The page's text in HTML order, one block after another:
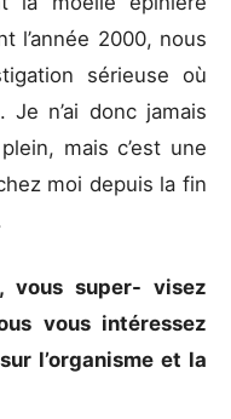
l’année 2000, nous
sérieuse où
n’ai donc jamais
mais c’est une
moi depuis la fin
vous super- visez
vous intéressez
l’organisme et la